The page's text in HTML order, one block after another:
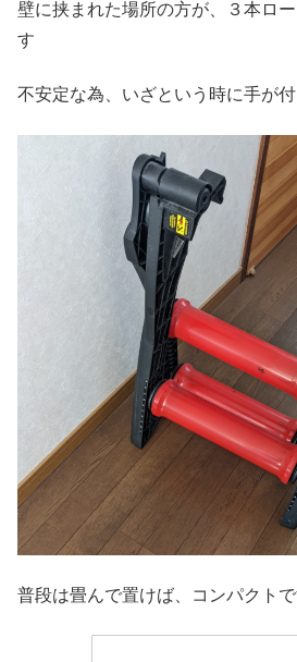
壁に挟まれた場所の方が、３本ロ
す
不安定な為、いざという時に手が
普段は畳んで置けば、コンパクト